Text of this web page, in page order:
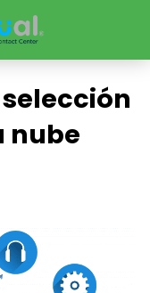
nube